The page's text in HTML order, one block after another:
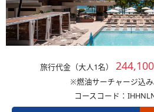
旅行代金（大人1名）
※燃油サーチャージ込
コースコード：